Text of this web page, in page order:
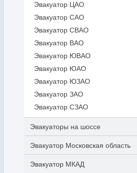
Эвакуатор ЦАО
Эвакуатор САО
Эвакуатор СВАО
Эвакуатор ВАО
Эвакуатор ЮВАО
Эвакуатор ЮАО
Эвакуатор ЮЗАО
Эвакуатор ЗАО
Эвакуатор СЗАО
Эвакуаторы на шоссе
Эвакуатор Московская область
Эвакуатор МКАД